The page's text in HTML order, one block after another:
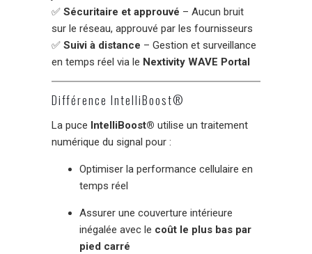
✅ Sécuritaire et approuvé – Aucun bruit
sur le réseau, approuvé par les fournisseurs
✅ Suivi à distance – Gestion et surveillance
en temps réel via le Nextivity WAVE Portal
Différence IntelliBoost®
La puce IntelliBoost® utilise un traitement
numérique du signal pour :
Optimiser la performance cellulaire en
temps réel
Assurer une couverture intérieure
inégalée avec le coût le plus bas par
pied carré